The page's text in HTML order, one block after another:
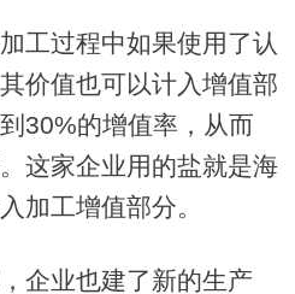
过程中如果使用了认
价值也可以计入增值部
30%的增值率，从而
这家企业用的盐就是海
加工增值部分。
业也建了新的生产